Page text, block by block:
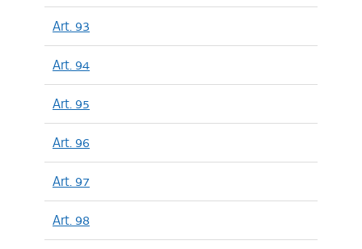
Art. 93
Art. 94
Art. 95
Art. 96
Art. 97
Art. 98